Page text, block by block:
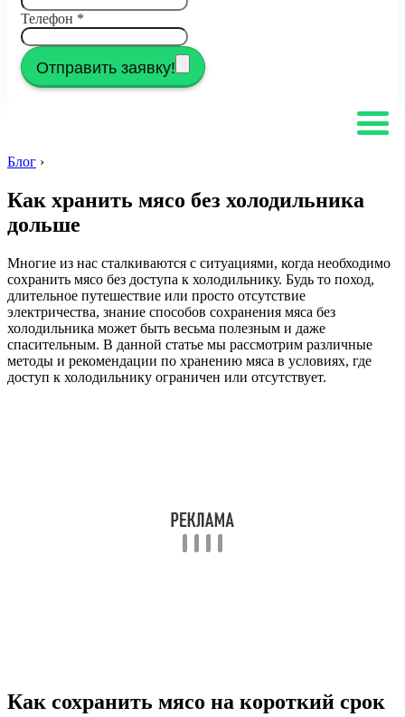
Телефон *
Отправить заявку!
Блог ›
Как хранить мясо без холодильника
дольше
Многие из нас сталкиваются с ситуациями, когда необходимо
сохранить мясо без доступа к холодильнику. Будь то поход,
длительное путешествие или просто отсутствие
электричества, знание способов сохранения мяса без
холодильника может быть весьма полезным и даже
спасительным. В данной статье мы рассмотрим различные
методы и рекомендации по хранению мяса в условиях, где
доступ к холодильнику ограничен или отсутствует.
Как сохранить мясо на короткий срок